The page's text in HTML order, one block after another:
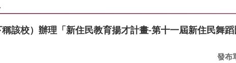
該校）辦理「新住民教育揚才計畫-第十一屆新住民舞
發布